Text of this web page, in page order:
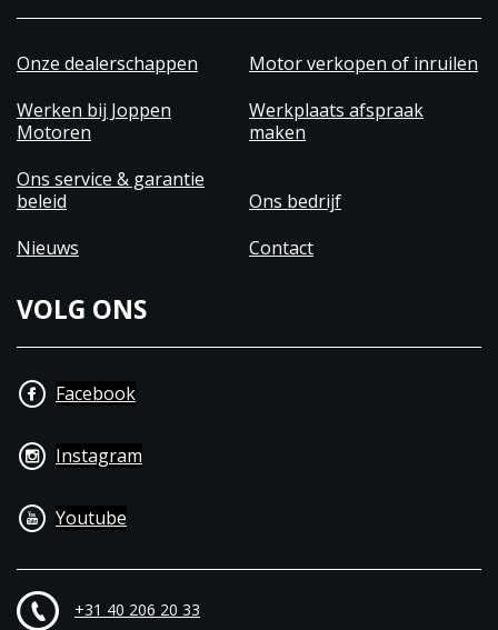
Onze dealerschappen
Motor verkopen of inruilen
Werken bij Joppen
Motoren
Werkplaats afspraak
maken
Ons service & garantie
beleid
Ons bedrijf
Nieuws
Contact
VOLG ONS
Facebook
Instagram
Youtube
+31 40 206 20 33